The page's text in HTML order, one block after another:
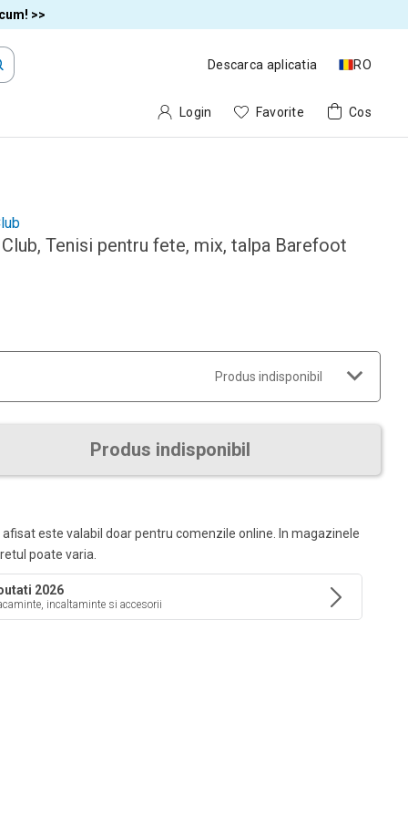
>>
Descarca aplicatia RO
Login Favorite Cos
Tenisi pentru fete, mix, talpa Barefoot
Produs indisponibil
Produs indisponibil
este valabil doar pentru comenzile online. In magazinele
poate varia.
2026
incaltaminte si accesorii